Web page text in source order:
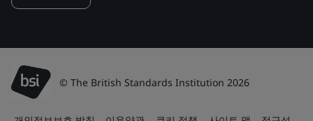
© The British Standards Institution 2026